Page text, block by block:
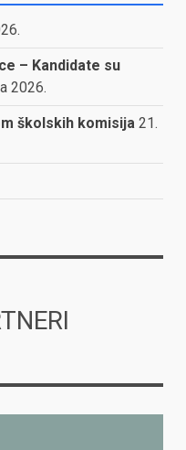
– Kandidate su
2026.
školskih komisija 21.